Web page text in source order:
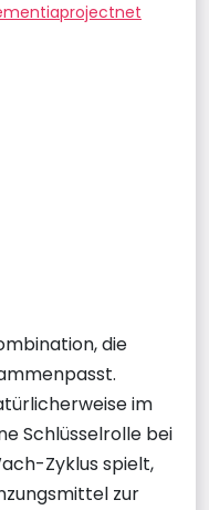
die
im
Schlüsselrolle bei
Zyklus spielt,
zur